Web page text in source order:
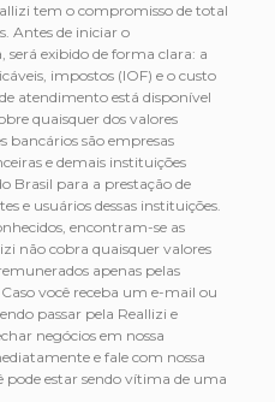
tem o compromisso de total
Antes de iniciar o
exibido de forma clara: a
impostos (IOF) e o custo
atendimento está disponível
quaisquer dos valores
bancários são empresas
e demais instituições
Brasil para a prestação de
e usuários dessas instituições.
encontram-se as
não cobra quaisquer valores
apenas pelas
você receba um e-mail ou
passar pela Reallizi e
negócios em nossa
e fale com nossa
estar sendo vítima de uma